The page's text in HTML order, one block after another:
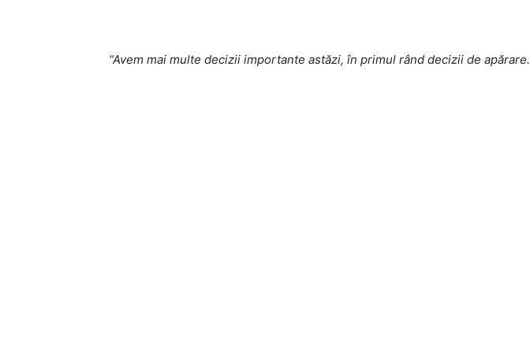
“Avem mai multe decizii importante astăzi, în primul rând decizii de apărare.